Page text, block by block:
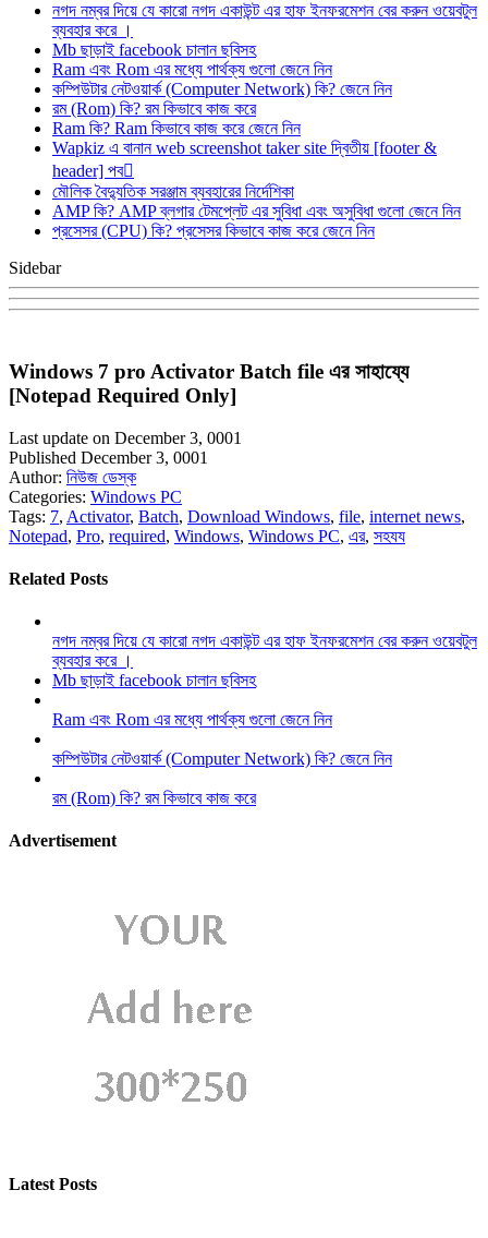
নগদ নম্বর দিয়ে যে কারো নগদ একাউন্ট এর হাফ ইনফরমেশন বের করুন ওয়েবটুল
ব্যবহার করে ।
Mb ছাড়াই facebook চালান ছবিসহ
Ram এবং Rom এর মধ্যে পার্থক্য গুলো জেনে নিন
কম্পিউটার নেটওয়ার্ক (Computer Network) কি? জেনে নিন
রম (Rom) কি? রম কিভাবে কাজ করে
Ram কি? Ram কিভাবে কাজ করে জেনে নিন
Wapkiz এ বানান web screenshot taker site দ্বিতীয় [footer &
header] পব
মৌলিক বৈদ্যুতিক সরঞ্জাম ব্যবহারের নির্দেশিকা
AMP কি? AMP ব্লগার টেমপ্লেট এর সুবিধা এবং অসুবিধা গুলো জেনে নিন
প্রসেসর (CPU) কি? প্রসেসর কিভাবে কাজ করে জেনে নিন
Sidebar
Windows 7 pro Activator Batch file এর সাহায্যে
[Notepad Required Only]
Last update on December 3, 0001
Published December 3, 0001
Author: নিউজ ডেস্ক
Categories: Windows PC
Tags: 7, Activator, Batch, Download Windows, file, internet news,
Notepad, Pro, required, Windows, Windows PC, এর, সহযয
Related Posts
নগদ নম্বর দিয়ে যে কারো নগদ একাউন্ট এর হাফ ইনফরমেশন বের করুন ওয়েবটুল
ব্যবহার করে ।
Mb ছাড়াই facebook চালান ছবিসহ
Ram এবং Rom এর মধ্যে পার্থক্য গুলো জেনে নিন
কম্পিউটার নেটওয়ার্ক (Computer Network) কি? জেনে নিন
রম (Rom) কি? রম কিভাবে কাজ করে
Advertisement
Latest Posts